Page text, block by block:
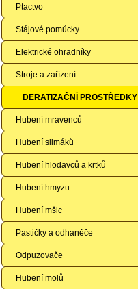
Ptactvo
Stájové pomůcky
Elektrické ohradníky
Stroje a zařízení
DERATIZAČNÍ PROSTŘEDKY
Hubení mravenců
Hubení slimáků
Hubení hlodavců a krtků
Hubení hmyzu
Hubení mšic
Pastičky a odhaněče
Odpuzovače
Hubení molů